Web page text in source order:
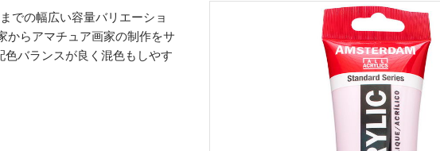
での幅広い容量バリエーショ
からアマチュア画家の制作をサ
バランスが良く混色もしやす